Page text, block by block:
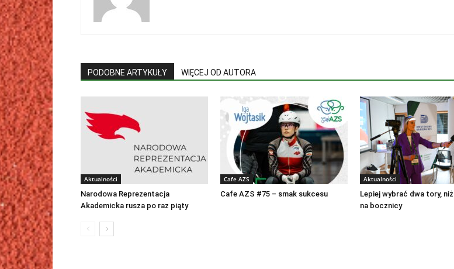
PODOBNE ARTYKUŁY WIĘCEJ OD AUTORA
Aktualności
Narodowa Reprezentacja
Akademicka rusza po raz piąty
Cafe AZS
Cafe AZS #75 – smak sukcesu
Aktualności
Lepiej wybrać dwa tory,
na bocznicy